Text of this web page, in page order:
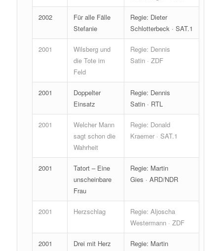
2002
Für alle Fälle
Stefanie
Regie: Dieter
Schlotterbeck · SAT.1
2001
Wilsberg und
die Tote im
Feld
Regie: Dennis
Satin · ZDF
2001
Doppelter
Einsatz
Regie: Dennis
Satin · RTL
2001
Welcher Mann
sagt schon die
Wahrheit
Regie: Donald
Kraemer · SAT.1
2001
Tatort – Eine
unscheinbare
Frau
Regie: Martin
Gies · ARD/NDR
2001 Herzschlag
Regie: Aljoscha
Westermann · ZDF
2001 Drei mit Herz
Regie: Martin